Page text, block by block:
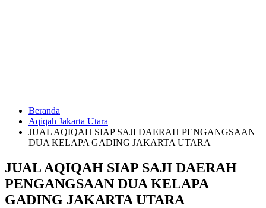
HUBUNGI
KAMI
Beranda
Aqiqah Jakarta Utara
JUAL AQIQAH SIAP SAJI DAERAH PENGANGSAAN
DUA KELAPA GADING JAKARTA UTARA
JUAL AQIQAH SIAP SAJI DAERAH
PENGANGSAAN DUA KELAPA
GADING JAKARTA UTARA